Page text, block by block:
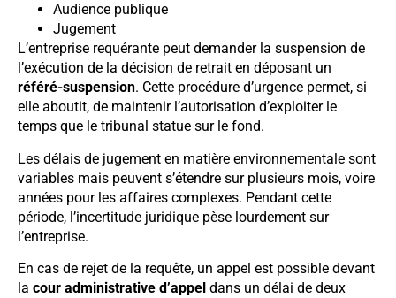
Audience publique
Jugement
L’entreprise requérante peut demander la suspension de
l’exécution de la décision de retrait en déposant un
référé-suspension. Cette procédure d’urgence permet, si
elle aboutit, de maintenir l’autorisation d’exploiter le
temps que le tribunal statue sur le fond.
Les délais de jugement en matière environnementale sont
variables mais peuvent s’étendre sur plusieurs mois, voire
années pour les affaires complexes. Pendant cette
période, l’incertitude juridique pèse lourdement sur
l’entreprise.
En cas de rejet de la requête, un appel est possible devant
la cour administrative d’appel dans un délai de deux